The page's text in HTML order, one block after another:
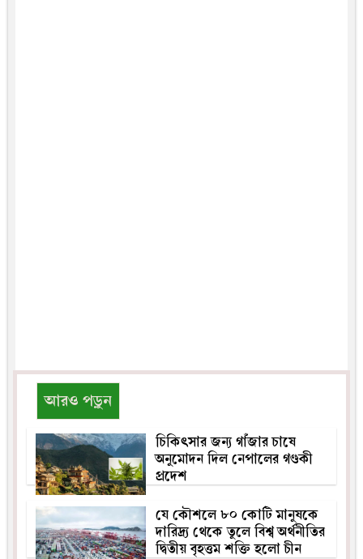
আরও পড়ুন
চিকিৎসার জন্য গাঁজার চাষে
অনুমোদন দিল নেপালের গণ্ডকী
প্রদেশ
যে কৌশলে ৮০ কোটি মানুষকে
দারিদ্র্য থেকে তুলে বিশ্ব অর্থনীতির
দ্বিতীয় বৃহত্তম শক্তি হলো চীন